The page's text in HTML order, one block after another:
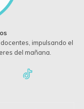
impulsando el
del mañana.